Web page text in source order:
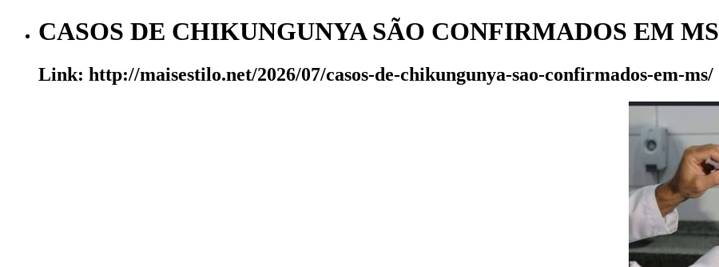
CASOS DE CHIKUNGUNYA SÃO CONFIRMADOS EM MS
Link: http://maisestilo.net/2026/07/casos-de-chikungunya-sao-confirmados-em-ms/